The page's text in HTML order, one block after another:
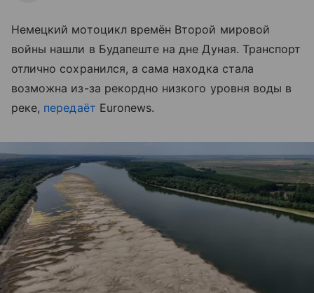
Немецкий мотоцикл времён Второй мировой
войны нашли в Будапеште на дне Дуная. Транспорт
отлично сохранился, а сама находка стала
возможна из-за рекордно низкого уровня воды в
реке, передаёт Euronews.